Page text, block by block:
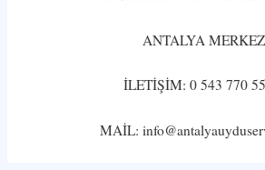
ANTALYA MERKEZ
İLETİŞİM: 0 543 770
MAİL: